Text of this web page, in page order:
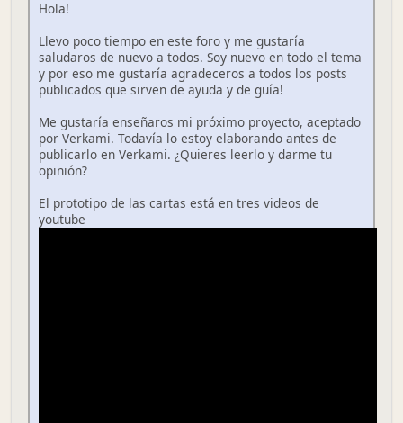
Hola!
Llevo poco tiempo en este foro y me gustaría
saludaros de nuevo a todos. Soy nuevo en todo el tema
y por eso me gustaría agradeceros a todos los posts
publicados que sirven de ayuda y de guía!
Me gustaría enseñaros mi próximo proyecto, aceptado
por Verkami. Todavía lo estoy elaborando antes de
publicarlo en Verkami. ¿Quieres leerlo y darme tu
opinión?
El prototipo de las cartas está en tres videos de
youtube